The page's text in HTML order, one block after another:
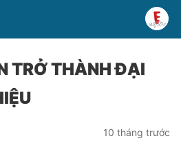
TRỞ THÀNH ĐẠI
10 tháng trước